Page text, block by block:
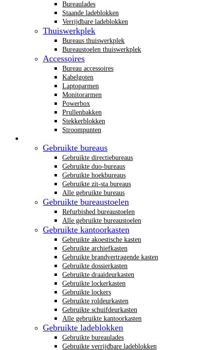
Bureaulades
Staande ladeblokken
Verrijdbare ladeblokken
Thuiswerkplek
Bureaus thuiswerkplek
Bureaustoelen thuiswerkplek
Accessoires
Bureau accessoires
Kabelgoten
Laptoparmen
Monitorarmen
Powerbox
Prullenbakken
Stekkerblokken
Stroompunten
Gebruikte bureaus
Gebruikte directiebureaus
Gebruikte duo-bureaus
Gebruikte hoekbureaus
Gebruikte zit-sta bureaus
Alle gebruikte bureaus
Gebruikte bureaustoelen
Refurbished bureaustoelen
Alle gebruikte bureaustoelen
Gebruikte kantoorkasten
Gebruikte akoestische kasten
Gebruikte archiefkasten
Gebruikte brandvertragende kasten
Gebruikte dossierkasten
Gebruikte draaideurkasten
Gebruikte lockerkasten
Gebruikte lockers
Gebruikte roldeurkasten
Gebruikte schuifdeurkasten
Alle gebruikte kantoorkasten
Gebruikte ladeblokken
Gebruikte bureaulades
Gebruikte verrijdbare ladeblokken